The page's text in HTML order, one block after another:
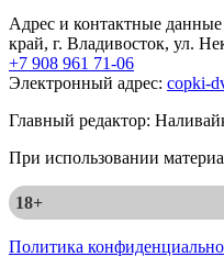
Адрес и контактные
край, г. Владивосток, ул.
+7 908 961 71-06
Электронный адрес: copki-
Главный редактор:
При использовании
18+
Политика